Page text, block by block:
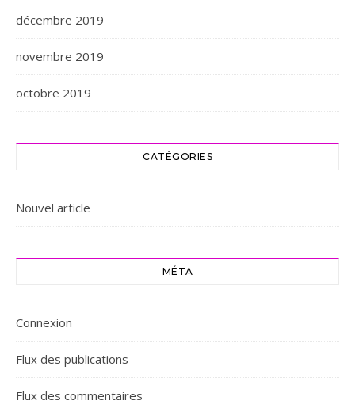
décembre 2019
novembre 2019
octobre 2019
CATÉGORIES
Nouvel article
MÉTA
Connexion
Flux des publications
Flux des commentaires